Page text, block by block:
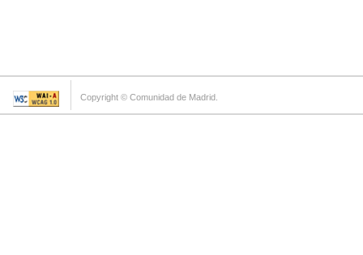
Copyright © Comunidad de Madrid.